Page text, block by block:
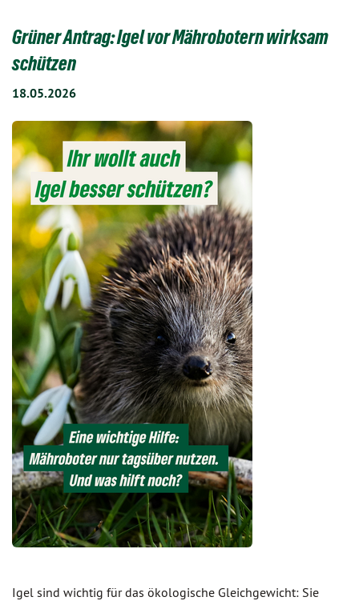
Grüner Antrag: Igel vor Mährobotern wirksam
schützen
18.05.2026
Igel sind wichtig für das ökologische Gleichgewicht: Sie